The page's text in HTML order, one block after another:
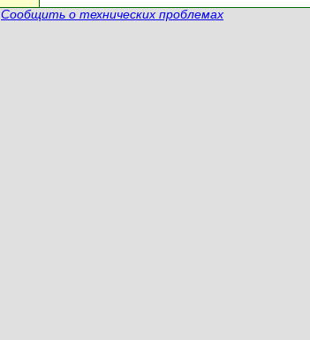
Сообщить о технических проблемах